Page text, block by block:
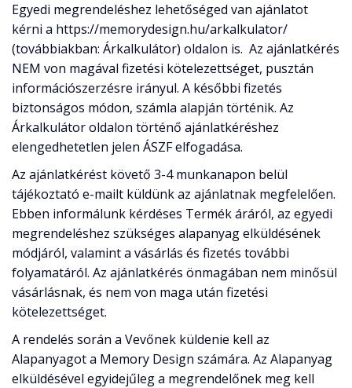
Egyedi megrendeléshez lehetőséged van ajánlatot
kérni a https://memorydesign.hu/arkalkulator/
(továbbiakban: Árkalkulátor) oldalon is. Az ajánlatkérés
NEM von magával fizetési kötelezettséget, pusztán
információszerzésre irányul. A későbbi fizetés
biztonságos módon, számla alapján történik. Az
Árkalkulátor oldalon történő ajánlatkéréshez
elengedhetetlen jelen ÁSZF elfogadása.
Az ajánlatkérést követő 3-4 munkanapon belül
tájékoztató e-mailt küldünk az ajánlatnak megfelelően.
Ebben informálunk kérdéses Termék áráról, az egyedi
megrendeléshez szükséges alapanyag elküldésének
módjáról, valamint a vásárlás és fizetés további
folyamatáról. Az ajánlatkérés önmagában nem minősül
vásárlásnak, és nem von maga után fizetési
kötelezettséget.
A rendelés során a Vevőnek küldenie kell az
Alapanyagot a Memory Design számára. Az Alapanyag
elküldésével egyidejűleg a megrendelőnek meg kell